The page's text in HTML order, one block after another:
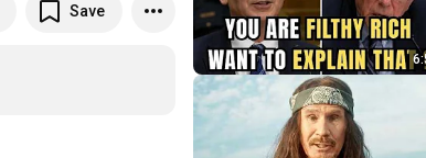
Save